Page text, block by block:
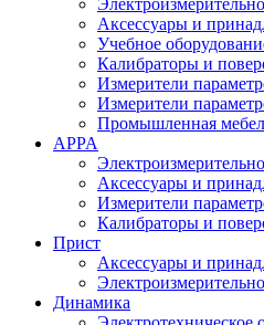
Аксессуары и
Учебное
Калибраторы и
Измерители
Измерители
Промышленная
APPA
Аксессуары и
Измерители
Калибраторы и
Прист
Аксессуары и
Динамика